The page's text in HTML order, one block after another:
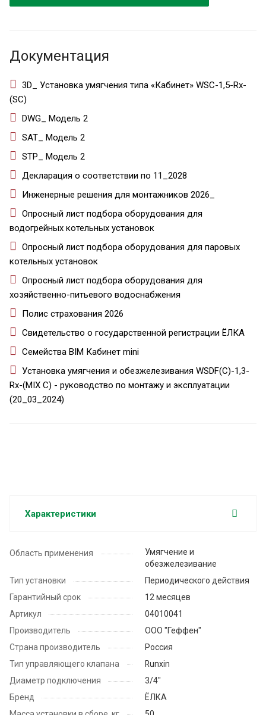
Документация
3D_ Установка умягчения типа «Кабинет» WSС-1,5-Rx-
(SC)
DWG_ Модель 2
SAT_ Модель 2
STP_ Модель 2
Декларация о соответствии по 11_2028
Инженерные решения для монтажников 2026_
Опросный лист подбора оборудования для
водогрейных котельных установок
Опросный лист подбора оборудования для паровых
котельных установок
Опросный лист подбора оборудования для
хозяйственно-питьевого водоснабжения
Полис страхования 2026
Свидетельство о государственной регистрации ЁЛКА
Семейства BIM Кабинет mini
Установка умягчения и обезжелезивания WSDF(C)-1,3-
Rx-(MIX С) - руководство по монтажу и эксплуатации
(20_03_2024)
Характеристики
Область применения
Умягчение и
обезжелезивание
Тип установки
Периодического действия
Гарантийный срок
12 месяцев
Артикул
04010041
Производитель
ООО "Геффен"
Страна производитель
Россия
Тип управляющего клапана
Runxin
Диаметр подключения
3/4"
Бренд
ЁЛКА